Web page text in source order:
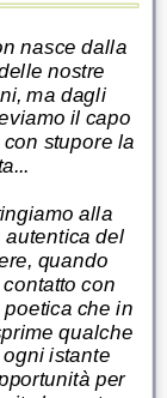
nasce dalla
nostre
ma dagli
il capo
stupore la
alla
autentica del
quando
con
che in
qualche
istante
per